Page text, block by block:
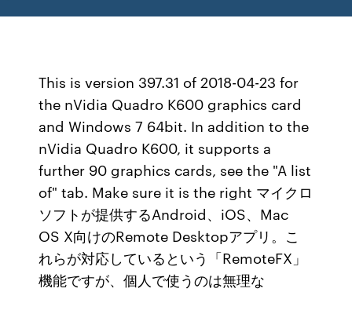
This is version 397.31 of 2018-04-23 for
the nVidia Quadro K600 graphics card
and Windows 7 64bit. In addition to the
nVidia Quadro K600, it supports a
further 90 graphics cards, see the "A list
of" tab. Make sure it is the right マイクロ
ソフトが提供するAndroid、iOS、Mac
OS X向けのRemote Desktopアプリ。こ
れらが対応しているという「RemoteFX」
機能ですが、個人で使うのは無理な